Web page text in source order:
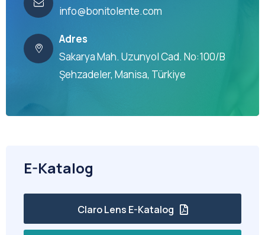
info@bonitolente.com
Adres
Sakarya Mah. Uzunyol Cad. No:100/B
Şehzadeler, Manisa, Türkiye
E-Katalog
Claro Lens E-Katalog